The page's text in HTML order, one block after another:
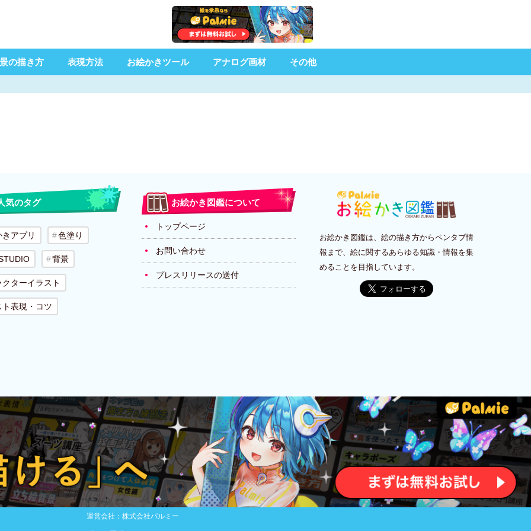
の描き方 表現方法 お絵かきツール アナログ画材 その他
気のタグ
アプリ 色塗り
背景
ターイラスト
ト表現・コツ
お絵かき図鑑について
トップページ
お問い合わせ
プレスリリースの送付
お絵かき図鑑は、絵の描き方からペンタブ情
報まで、絵に関するあらゆる知識・情報を集
めることを目指しています。
運営会社：株式会社パルミー